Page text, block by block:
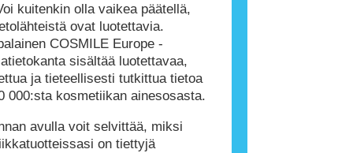
kuitenkin olla vaikea päätellä,
ovat luotettavia.
COSMILE Europe -
sisältää luotettavaa,
ja tieteellisesti tutkittua tietoa
000:sta kosmetiikan ainesosasta.
avulla voit selvittää, miksi
on tiettyjä